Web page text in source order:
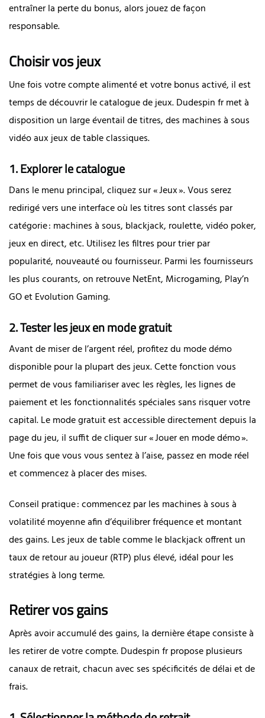
entraîner la perte du bonus, alors jouez de façon
responsable.
Choisir vos jeux
Une fois votre compte alimenté et votre bonus activé, il est
temps de découvrir le catalogue de jeux. Dudespin fr met à
disposition un large éventail de titres, des machines à sous
vidéo aux jeux de table classiques.
1. Explorer le catalogue
Dans le menu principal, cliquez sur « Jeux ». Vous serez
redirigé vers une interface où les titres sont classés par
catégorie : machines à sous, blackjack, roulette, vidéo poker,
jeux en direct, etc. Utilisez les filtres pour trier par
popularité, nouveauté ou fournisseur. Parmi les fournisseurs
les plus courants, on retrouve NetEnt, Microgaming, Play’n
GO et Evolution Gaming.
2. Tester les jeux en mode gratuit
Avant de miser de l’argent réel, profitez du mode démo
disponible pour la plupart des jeux. Cette fonction vous
permet de vous familiariser avec les règles, les lignes de
paiement et les fonctionnalités spéciales sans risquer votre
capital. Le mode gratuit est accessible directement depuis la
page du jeu, il suffit de cliquer sur « Jouer en mode démo ».
Une fois que vous vous sentez à l’aise, passez en mode réel
et commencez à placer des mises.
Conseil pratique : commencez par les machines à sous à
volatilité moyenne afin d’équilibrer fréquence et montant
des gains. Les jeux de table comme le blackjack offrent un
taux de retour au joueur (RTP) plus élevé, idéal pour les
stratégies à long terme.
Retirer vos gains
Après avoir accumulé des gains, la dernière étape consiste à
les retirer de votre compte. Dudespin fr propose plusieurs
canaux de retrait, chacun avec ses spécificités de délai et de
frais.